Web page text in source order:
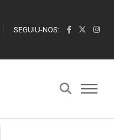
SEGUIU-NOS: